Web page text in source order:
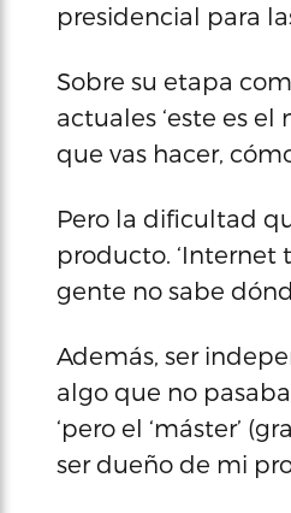
presidencial para
Sobre su etapa
actuales ‘este es
que vas hacer,
Pero la dificultad
producto. ‘Internet
gente no sabe
Además, ser
algo que no pasaba
‘pero el ‘máster’
ser dueño de mi